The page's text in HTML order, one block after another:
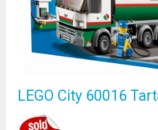
LEGO City 60016